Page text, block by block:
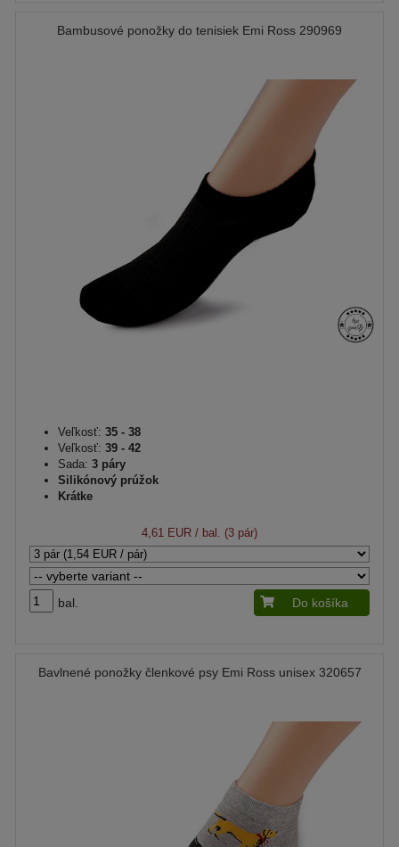
Bambusové ponožky do tenisiek Emi Ross 290969
Veľkosť: 35 - 38
Veľkosť: 39 - 42
Sada: 3 páry
Silikónový prúžok
Krátke
4,61 EUR / bal. (3 pár)
bal. Do košíka
Bavlnené ponožky členkové psy Emi Ross unisex 320657